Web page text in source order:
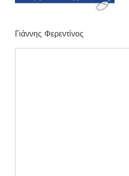
Γιάννης Φερεντίνος